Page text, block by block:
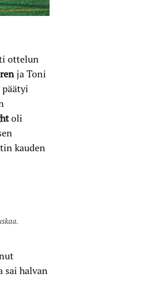
ottelun
ja Toni
oli
kauden
sai halvan